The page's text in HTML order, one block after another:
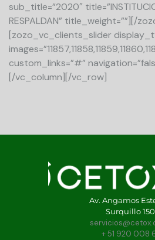
sub_title=”2020″
RESPALDAN” title_weight=””][/
[zozo_vc_clients_slider
custom_links=”#”
[/vc_column][/vc_row]
Av. Angamos
Surquillo
+ 51 920 008